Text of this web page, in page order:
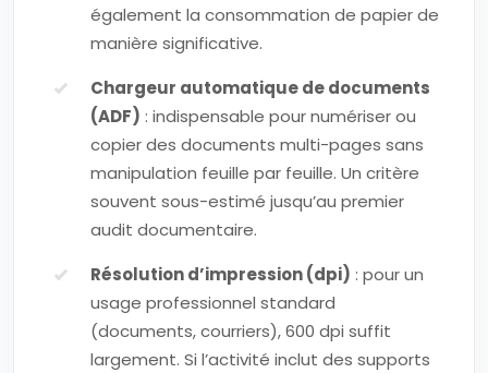
également la consommation de papier de
manière significative.
Chargeur automatique de documents
(ADF) : indispensable pour numériser ou
copier des documents multi-pages sans
manipulation feuille par feuille. Un critère
souvent sous-estimé jusqu’au premier
audit documentaire.
Résolution d’impression (dpi) : pour un
usage professionnel standard
(documents, courriers), 600 dpi suffit
largement. Si l’activité inclut des supports